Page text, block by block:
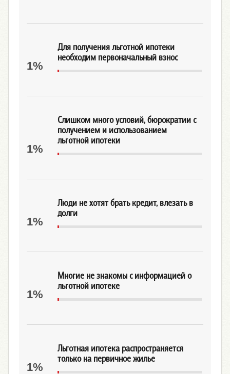
Для получения льготной ипотеки
необходим первоначальный взнос
1%
Слишком много условий, бюрократии с
получением и использованием
льготной ипотеки
1%
Люди не хотят брать кредит, влезать в
долги
1%
Многие не знакомы с информацией о
льготной ипотеке
1%
Льготная ипотека распространяется
только на первичное жилье
1%